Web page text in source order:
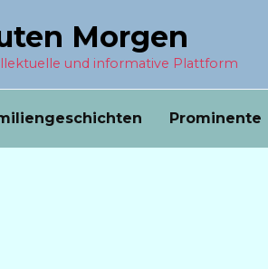
Morgen
und informative Plattform
Prominente